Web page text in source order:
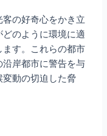
の好奇心をかき立
のように環境に適
す。これらの都市
岸都市に警告を与
変動の切迫した脅